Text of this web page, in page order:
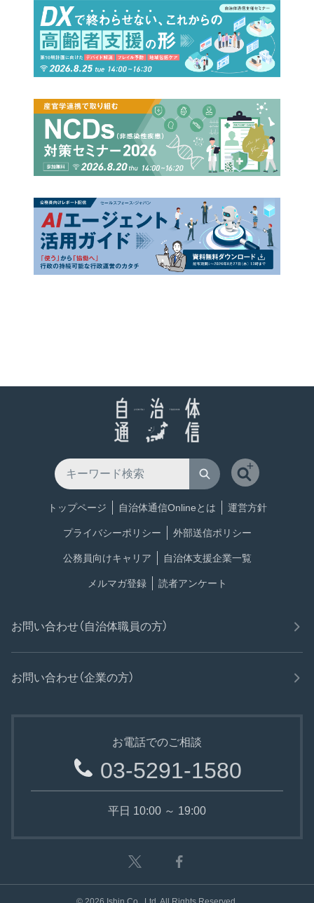
トップページ 自治体通信Onlineとは 運営方針
プライバシーポリシー 外部送信ポリシー
公務員向けキャリア 自治体支援企業一覧
メルマガ登録 読者アンケート
お問い合わせ（自治体職員の方）
お問い合わせ（企業の方）
お電話でのご相談
03-5291-1580
平日 10:00 ～ 19:00